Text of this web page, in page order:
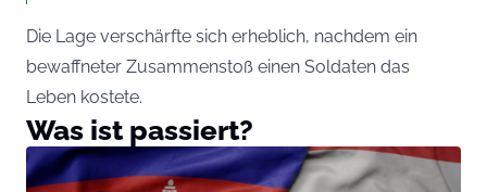
Die Lage verschärfte sich erheblich, nachdem ein
bewaffneter Zusammenstoß einen Soldaten das
Leben kostete.
Was ist passiert?